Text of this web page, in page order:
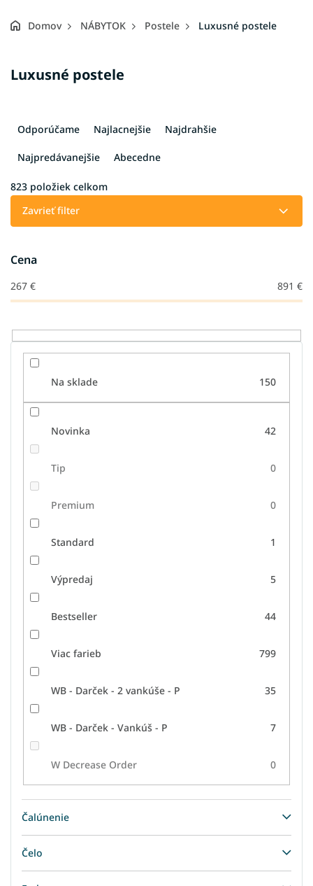
Domov NÁBYTOK Postele Luxusné postele
Luxusné postele
a
i
e
d
u
k
o
v
Odporúčame Najlacnejšie Najdrahšie
Najpredávanejšie Abecedne
823 položiek celkom
Zavrieť filter
Cena
267 € 891 €
Na sklade 150
Novinka 42
Tip 0
Premium 0
Standard 1
Výpredaj 5
Bestseller 44
Viac farieb 799
WB - Darček - 2 vankúše - P 35
WB - Darček - Vankúš - P 7
W Decrease Order 0
Čalúnenie
Čelo